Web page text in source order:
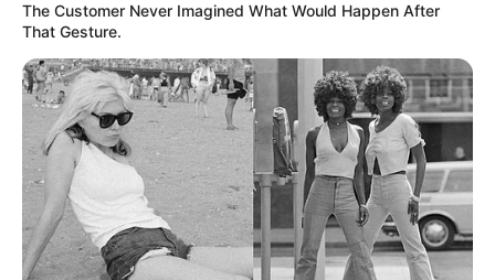
UNIRSE AL CANAL DE WHATSAPP
Rodrigo Contreras (NU Colombia) se convirtió este
domingo 10 de agosto en tricampeónde laVuelta a
Colombia
al quedarse con el primer lugar de la
clasificación general en la edición de 2025.
Contreras defendió con éxito, en la etapa 10, el primer
The Customer Never Imagined What Would Happen After
That Gesture.